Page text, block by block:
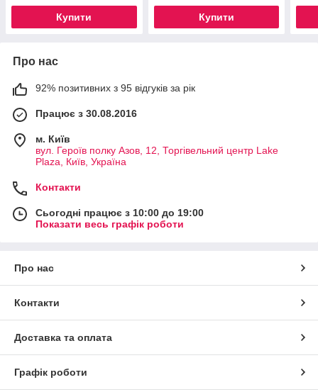
Купити Купити
Про нас
92% позитивних з 95 відгуків за рік
Працює з 30.08.2016
м. Київ
вул. Героїв полку Азов, 12, Торгівельний центр Lake
Plaza, Київ, Україна
Контакти
Сьогодні працює з 10:00 до 19:00
Показати весь графік роботи
Про нас
Контакти
Доставка та оплата
Графік роботи